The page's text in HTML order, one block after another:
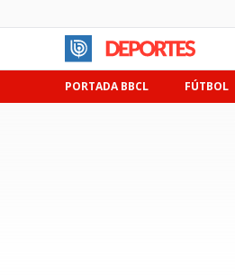
PORTADA BBCL FÚTBOL